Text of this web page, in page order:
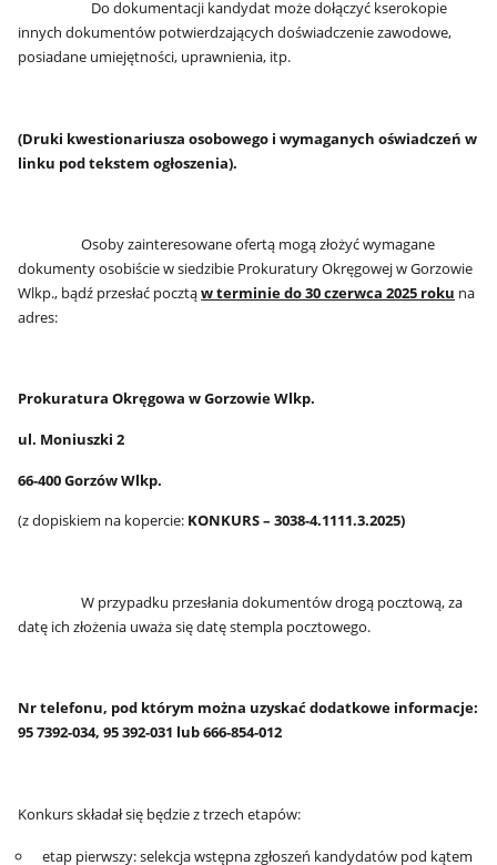
Do dokumentacji kandydat może dołączyć kserokopie
innych dokumentów potwierdzających doświadczenie zawodowe,
posiadane umiejętności, uprawnienia, itp.
(Druki kwestionariusza osobowego i wymaganych oświadczeń w
linku pod tekstem ogłoszenia).
Osoby zainteresowane ofertą mogą złożyć wymagane
dokumenty osobiście w siedzibie Prokuratury Okręgowej w Gorzowie
Wlkp., bądź przesłać pocztąw terminie do 30 czerwca 2025 roku na
adres:
Prokuratura Okręgowa w Gorzowie Wlkp.
ul. Moniuszki 2
66-400 Gorzów Wlkp.
(z dopiskiem na kopercie: KONKURS –3038-4.1111.3.2025)
W przypadku przesłania dokumentów drogą pocztową, za
datę ich złożenia uważa się datę stempla pocztowego.
Nr telefonu, pod którym można uzyskać dodatkowe informacje:
95 7392-034, 95 392-031 lub 666-854-012
Konkurs składał się będzie z trzech etapów:
etap pierwszy: selekcja wstępna zgłoszeń kandydatów pod kątem